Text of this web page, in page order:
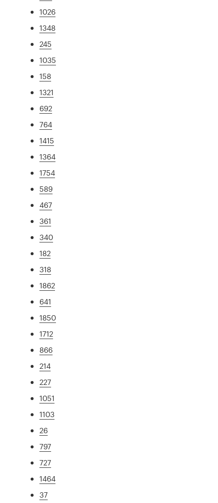
1026
1348
245
1035
158
1321
692
764
1415
1364
1754
589
467
361
340
182
318
1862
641
1850
1712
866
214
227
1051
1103
26
797
727
1464
37